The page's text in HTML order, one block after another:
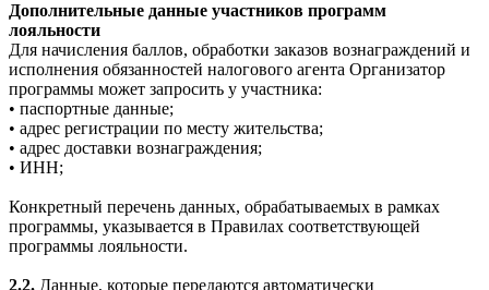
Дополнительные данные участников программ
лояльности
Для начисления баллов, обработки заказов вознаграждений и
исполнения обязанностей налогового агента Организатор
программы может запросить у участника:
• паспортные данные;
• адрес регистрации по месту жительства;
• адрес доставки вознаграждения;
• ИНН;
Конкретный перечень данных, обрабатываемых в рамках
программы, указывается в Правилах соответствующей
программы лояльности.
2.2. Данные, которые передаются автоматически